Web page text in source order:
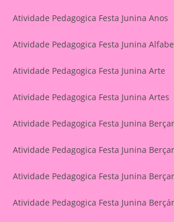
Atividade Pedagogica Festa Junina Anos
Atividade Pedagogica Festa Junina
Atividade Pedagogica Festa Junina Arte
Atividade Pedagogica Festa Junina Artes
Atividade Pedagogica Festa Junina
Atividade Pedagogica Festa Junina
Atividade Pedagogica Festa Junina
Atividade Pedagogica Festa Junina